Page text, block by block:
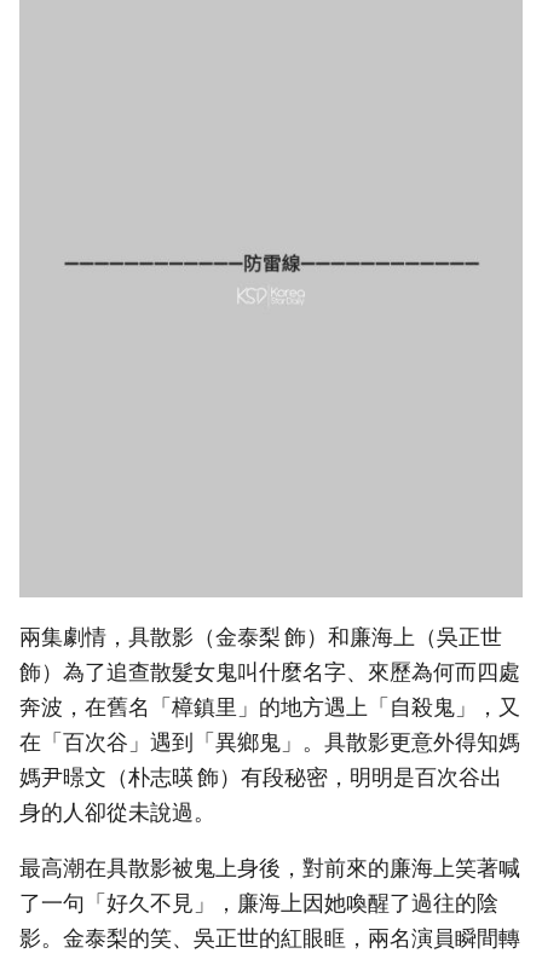
兩集劇情，具散影（金泰梨 飾）和廉海上（吳正世
飾）為了追查散髮女鬼叫什麼名字、來歷為何而四處
奔波，在舊名「樟鎮里」的地方遇上「自殺鬼」，又
在「百次谷」遇到「異鄉鬼」。具散影更意外得知媽
媽尹暻文（朴志暎 飾）有段秘密，明明是百次谷出
身的人卻從未說過。
最高潮在具散影被鬼上身後，對前來的廉海上笑著喊
了一句「好久不見」，廉海上因她喚醒了過往的陰
影。金泰梨的笑、吳正世的紅眼眶，兩名演員瞬間轉